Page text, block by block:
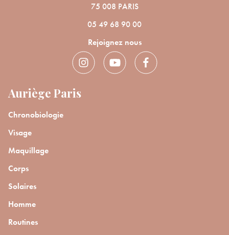
75 008 PARIS
05 49 68 90 00
Rejoignez nous
Auriège Paris
Chronobiologie
Visage
Maquillage
Corps
Solaires
Homme
Routines